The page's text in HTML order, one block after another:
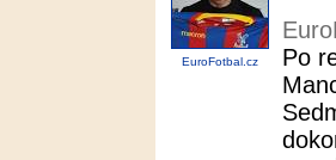
EuroFotbal.cz
Po